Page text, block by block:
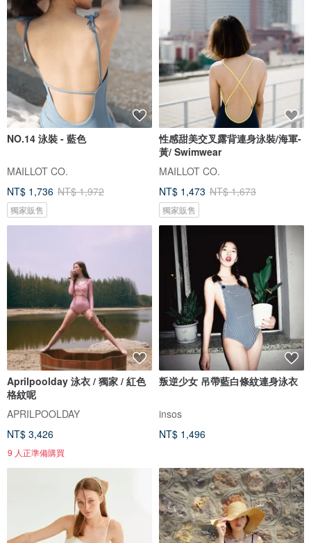
NO.14 泳裝 - 藍色
MAILLOT CO.
NT$ 1,736 NT$ 1,972
獨家販售
性感甜美交叉露背連身泳裝/海軍-
黃/ Swimwear
MAILLOT CO.
NT$ 1,473 NT$ 1,673
獨家販售
Aprilpoolday 泳衣 / 獨家 / 紅色
格紋呢
APRILPOOLDAY
NT$ 3,426
9 人正準備購買
叛逆少女 吊帶藍白條紋連身泳衣
insos
NT$ 1,496